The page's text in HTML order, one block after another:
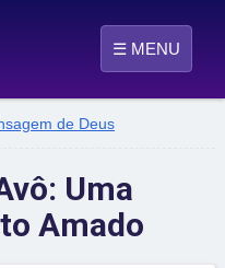
☰ MENU
de Deus
Uma
Amado